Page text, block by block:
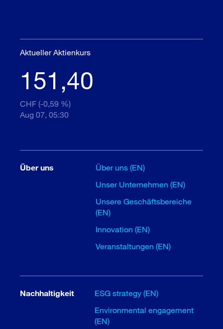
Aktueller Aktienkurs
151,40
CHF (-0,59 %)
Aug 07, 05:30
Über uns
Über uns (EN)
Unser Unternehmen (EN)
Unsere Geschäftsbereiche
(EN)
Innovation (EN)
Veranstaltungen (EN)
Nachhaltigkeit
ESG strategy (EN)
Environmental engagement
(EN)